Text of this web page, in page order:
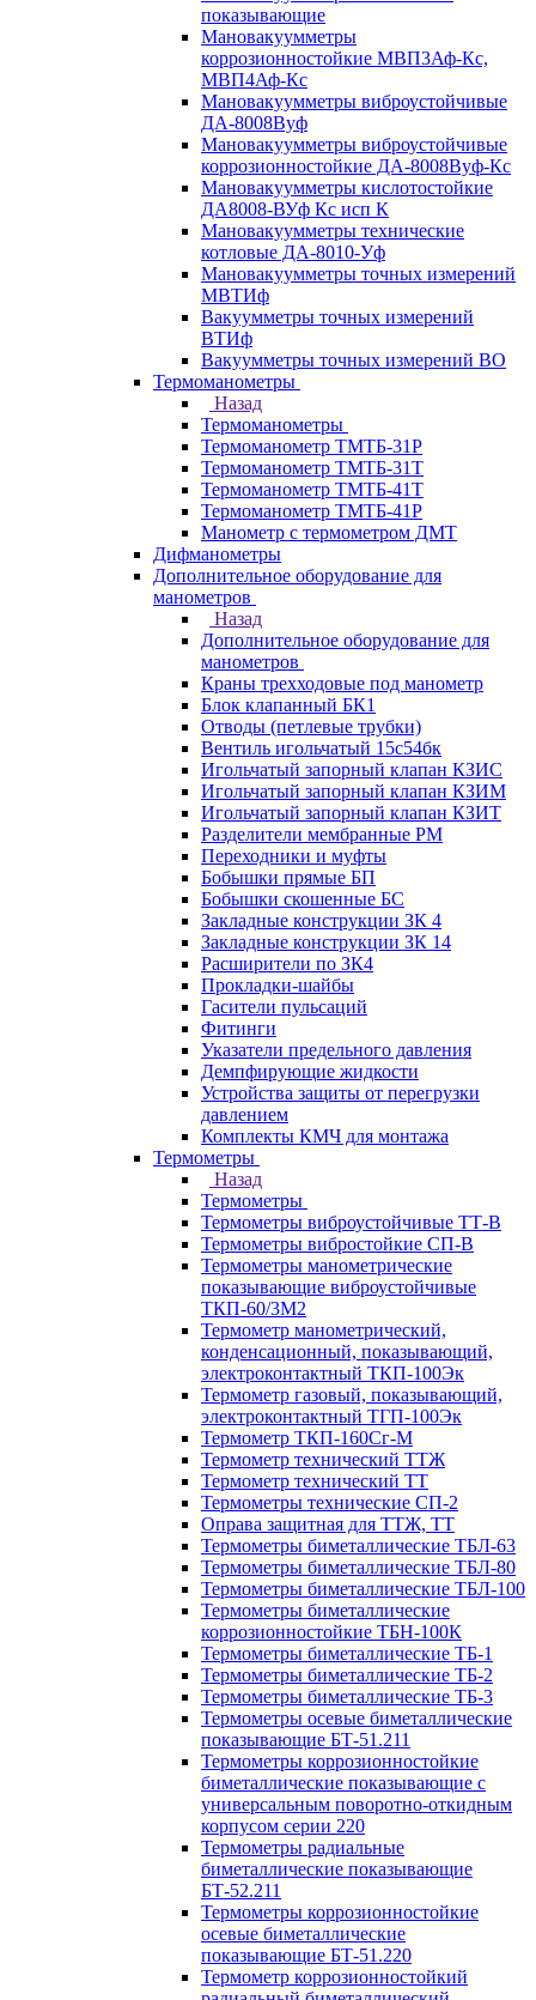
показывающие
Мановакуумметры
коррозионностойкие МВП3Аф-Кс,
МВП4Аф-Кс
Мановакуумметры виброустойчивые
ДА-8008Вуф
Мановакуумметры виброустойчивые
коррозионностойкие ДА-8008Вуф-Кс
Мановакуумметры кислотостойкие
ДА8008-ВУф Кс исп К
Мановакуумметры технические
котловые ДА-8010-Уф
Мановакуумметры точных измерений
МВТИф
Вакуумметры точных измерений
ВТИф
Вакуумметры точных измерений ВО
Термоманометры
Назад
Термоманометры
Термоманометр ТМТБ-31Р
Термоманометр ТМТБ-31Т
Термоманометр ТМТБ-41Т
Термоманометр ТМТБ-41Р
Манометр с термометром ДМТ
Дифманометры
Дополнительное оборудование для
манометров
Назад
Дополнительное оборудование для
манометров
Краны трехходовые под манометр
Блок клапанный БК1
Отводы (петлевые трубки)
Вентиль игольчатый 15с54бк
Игольчатый запорный клапан КЗИС
Игольчатый запорный клапан КЗИМ
Игольчатый запорный клапан КЗИТ
Разделители мембранные РМ
Переходники и муфты
Бобышки прямые БП
Бобышки скошенные БС
Закладные конструкции ЗК 4
Закладные конструкции ЗК 14
Расширители по ЗК4
Прокладки-шайбы
Гасители пульсаций
Фитинги
Указатели предельного давления
Демпфирующие жидкости
Устройства защиты от перегрузки
давлением
Комплекты КМЧ для монтажа
Термометры
Назад
Термометры
Термометры виброустойчивые ТТ-В
Термометры вибростойкие СП-В
Термометры манометрические
показывающие виброустойчивые
ТКП-60/3М2
Термометр манометрический,
конденсационный, показывающий,
электроконтактный ТКП-100Эк
Термометр газовый, показывающий,
электроконтактный ТГП-100Эк
Термометр ТКП-160Сг-М
Термометр технический ТТЖ
Термометр технический ТТ
Термометры технические СП-2
Оправа защитная для ТТЖ, ТТ
Термометры биметаллические ТБЛ-63
Термометры биметаллические ТБЛ-80
Термометры биметаллические ТБЛ-100
Термометры биметаллические
коррозионностойкие ТБН-100К
Термометры биметаллические ТБ-1
Термометры биметаллические ТБ-2
Термометры биметаллические ТБ-3
Термометры осевые биметаллические
показывающие БТ-51.211
Термометры коррозионностойкие
биметаллические показывающие с
универсальным поворотно-откидным
корпусом серии 220
Термометры радиальные
биметаллические показывающие
БТ-52.211
Термометры коррозионностойкие
осевые биметаллические
показывающие БТ-51.220
Термометр коррозионностойкий